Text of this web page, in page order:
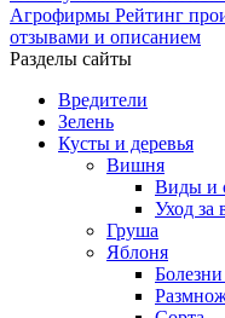
Агрофирмы Рейтинг
отзывами и описанием
Разделы сайты
Вредители
Зелень
Кусты и деревья
Вишня
Виды и
Уход за
Груша
Яблоня